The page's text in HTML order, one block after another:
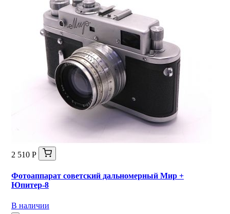
2 510 Р
Фотоаппарат советский дальномерный Мир +
Юпитер-8
В наличии